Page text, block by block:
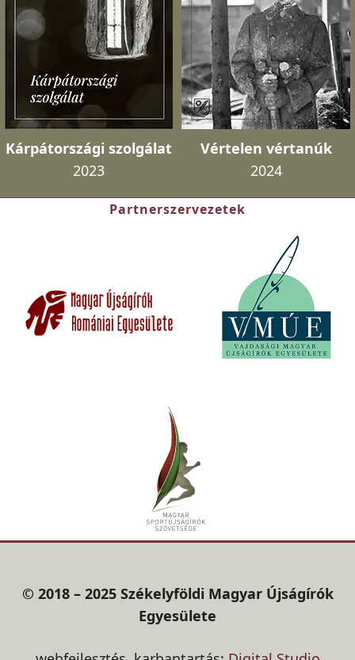
Kárpátországi szolgálat
2023
Vértelen vértanúk
2024
Partnerszervezetek
© 2018 – 2025 Székelyföldi Magyar Újságírók
Egyesülete